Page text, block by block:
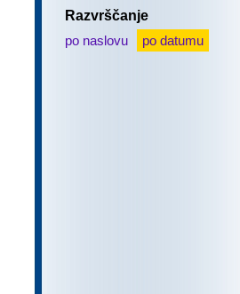
Razvrščanje
po naslovu
po datumu